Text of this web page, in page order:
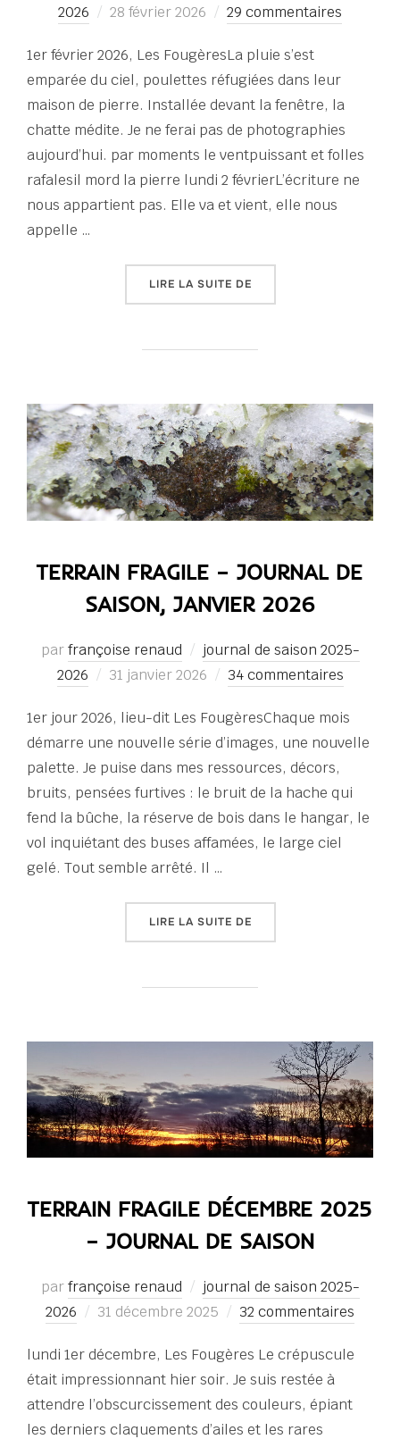
2026
Publié
28 février 2026 29 commentaires
1er février 2026, Les FougèresLa pluie s’est
emparée du ciel, poulettes réfugiées dans leur
maison de pierre. Installée devant la fenêtre, la
chatte médite. Je ne ferai pas de photographies
aujourd’hui. par moments le ventpuissant et folles
rafalesil mord la pierre lundi 2 févrierL’écriture ne
nous appartient pas. Elle va et vient, elle nous
appelle …
LIRE LA SUITE DE« TERRAIN FRAGILE –
TERRAIN FRAGILE – JOURNAL DE
SAISON, JANVIER 2026
parfrançoise renaud
journal de saison 2025-
2026
Publié
31 janvier 2026 34 commentaires
1er jour 2026, lieu-dit Les FougèresChaque mois
démarre une nouvelle série d’images, une nouvelle
palette. Je puise dans mes ressources, décors,
bruits, pensées furtives : le bruit de la hache qui
fend la bûche, la réserve de bois dans le hangar, le
vol inquiétant des buses affamées, le large ciel
gelé. Tout semble arrêté. Il …
LIRE LA SUITE DE« TERRAIN FRAGILE –
TERRAIN FRAGILE DÉCEMBRE 2025
– JOURNAL DE SAISON
parfrançoise renaud
journal de saison 2025-
2026
Publié
31 décembre 2025 32 commentaires
lundi 1er décembre, Les Fougères Le crépuscule
était impressionnant hier soir. Je suis restée à
attendre l’obscurcissement des couleurs, épiant
les derniers claquements d’ailes et les rares